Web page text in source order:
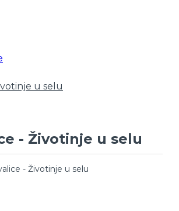
u selu
- Životinje u selu